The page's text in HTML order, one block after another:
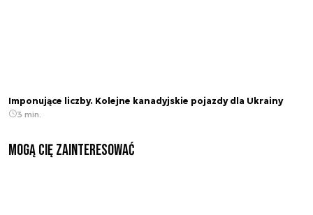
Imponujące liczby. Kolejne kanadyjskie pojazdy dla Ukrainy
3 min.
Mogą Cię zainteresować